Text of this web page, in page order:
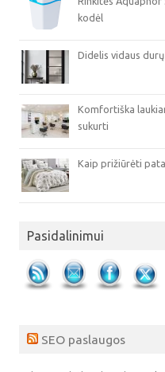
kodėl
Didelis vidaus
Komfortiška
sukurti
Kaip prižiūrėti
Pasidalinimui
SEO paslaugos